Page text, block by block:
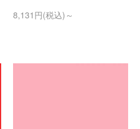
8,131円(税込)～